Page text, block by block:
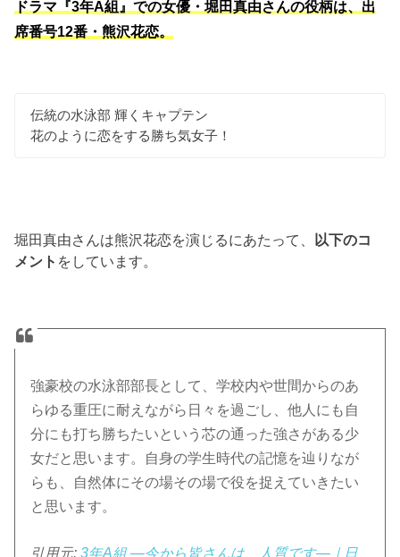
ドラマ『3年A組』での女優・堀田真由さんの役柄は、出
席番号12番・熊沢花恋。
伝統の水泳部 輝くキャプテン
花のように恋をする勝ち気女子！
堀田真由さんは熊沢花恋を演じるにあたって、
以下のコ
メント をしています。
強豪校の水泳部部長として、学校内や世間からのあ
らゆる重圧に耐えながら日々を過ごし、他人にも自
分にも打ち勝ちたいという芯の通った強さがある少
女だと思います。自身の学生時代の記憶を辿りなが
らも、自然体にその場その場で役を捉えていきたい
と思います。
引用元:3年A組 ―今から皆さんは、人質です―｜日